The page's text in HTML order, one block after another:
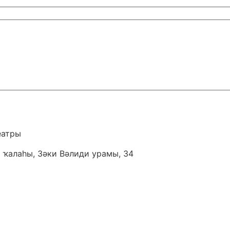
Зәки Вәлиди урамы, 34